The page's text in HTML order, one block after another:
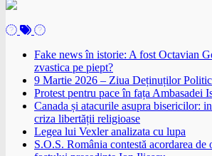
Fake news în istorie: A fost Octavian
zvastica pe piept?
9 Martie 2026 – Ziua Deținuților
Protest pentru pace în fața Ambasadei
Canada și atacurile asupra bisericilor:
criza libertății religioase
Legea lui Vexler analizata cu lupa
S.O.S. România contestă acordarea